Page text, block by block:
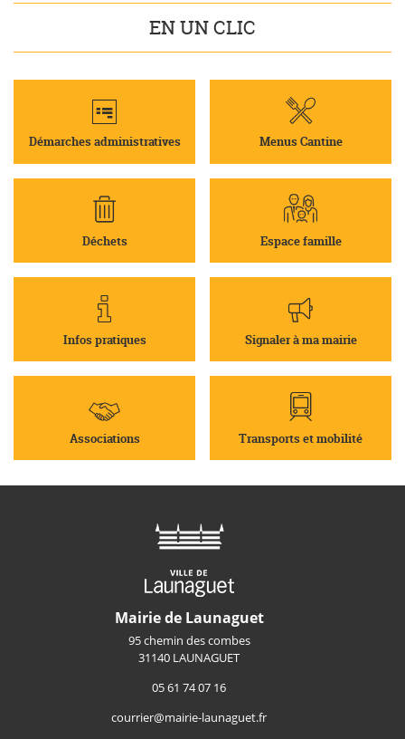
EN UN CLIC
Démarches administratives Menus Cantine
Déchets Espace famille
Infos pratiques Signaler à ma mairie
Associations Transports et mobilité
Mairie de Launaguet
95 chemin des combes
31140 LAUNAGUET
05 61 74 07 16
courrier@mairie-launaguet.fr